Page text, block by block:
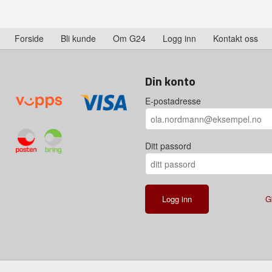
Forside Bli kunde Om G24 Logg inn Kontakt oss
Din konto
E-postadresse
Ditt passord